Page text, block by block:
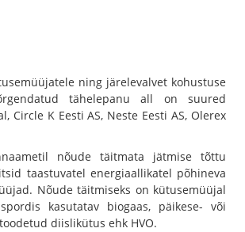
ning järelevalvet kohustuse
tähelepanu all on suured
Circle K Eesti AS, Neste Eesti AS, Olerex
nõude täitmata jätmise tõttu
taastuvatel energiaallikatel põhineva
Nõude täitmiseks on kütusemüüjal
kasutatav biogaas, päikese- või
diislikütus ehk HVO.